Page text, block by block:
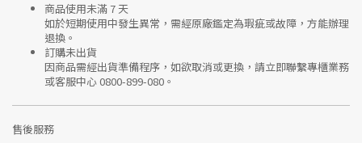
商品使用未滿 7 天
如於短期使用中發生異常，需經原廠鑑定為瑕疵或故障，方能辦理
退換。
訂購未出貨
因商品需經出貨準備程序，如欲取消或更換，請立即聯繫專櫃業務
或客服中心 0800-899-080 。
售後服務